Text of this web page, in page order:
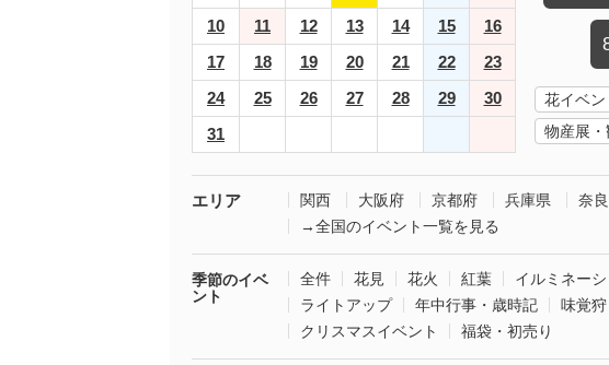
10
11 12 13 14 15
16
17
18 19 20 21 22
23
24
25 26 27 28 29
30
31
花イベン
物産展
エリア 関西 大阪府 京都府 兵庫県 奈
→全国のイベント一覧を見る
季節のイベ
ント
全件 花見 花火 紅葉 イルミネー
ライトアップ
年中行事・歳時記
味覚
クリスマスイベント
福袋・初売り